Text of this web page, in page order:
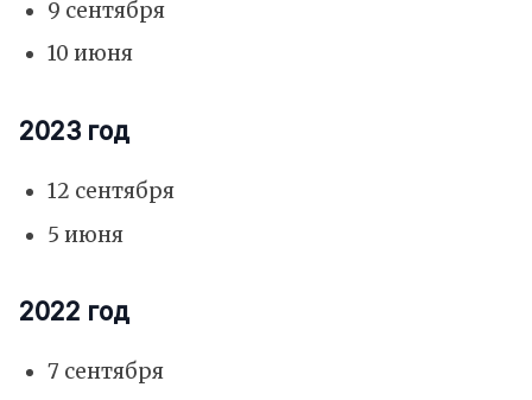
9 сентября
10 июня
2023 год
12 сентября
5 июня
2022 год
7 сентября